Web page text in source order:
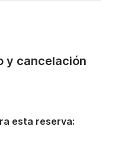
y cancelación
esta reserva: